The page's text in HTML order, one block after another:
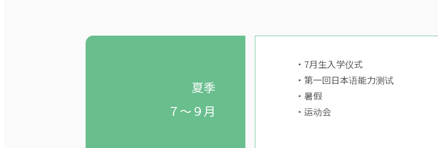
夏季
７～９月
・7月生入学仪式
・第一回日本语能力测试
・暑假
・运动会